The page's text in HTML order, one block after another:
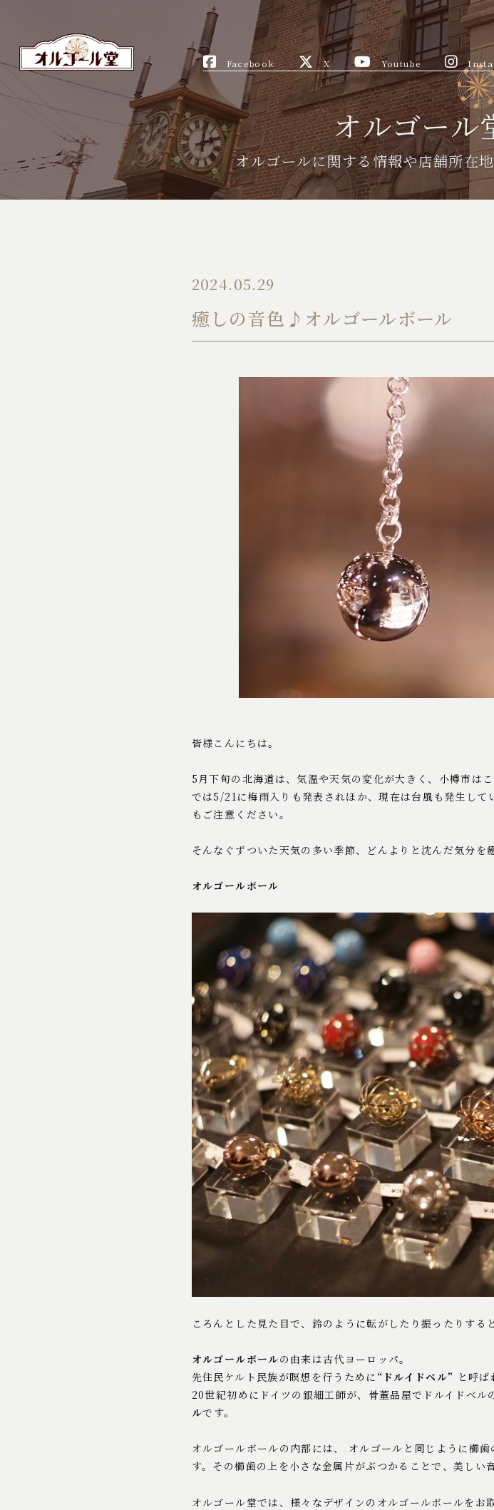
Facebook X Youtube
オルゴール
オルゴールに関する情報や店舗所在
2024.05.29
癒しの音色♪オルゴールボール
皆様こんにちは。
5月下旬の北海道は、気温や天気の変化が大きく、小樽市は
では5/21に梅雨入りも発表されほか、現在は台風も発生し
もご注意ください。
そんなぐずついた天気の多い季節、どんよりと沈んだ気分
オルゴールボール
ころんとした見た目で、鈴のように転がしたり振ったりする
オルゴールボールの由来は古代ヨーロッパ。
先住民ケルト民族が瞑想を行うために “ドルイドベル” と呼
20世紀初めにドイツの銀細工師が、骨董品屋でドルイドベル
ルです。
オルゴールボールの内部には、 オルゴールと同じように櫛
す。その櫛歯の上を小さな金属片がぶつかることで、美しい
オルゴール堂では、様々なデザインのオルゴールボールをお